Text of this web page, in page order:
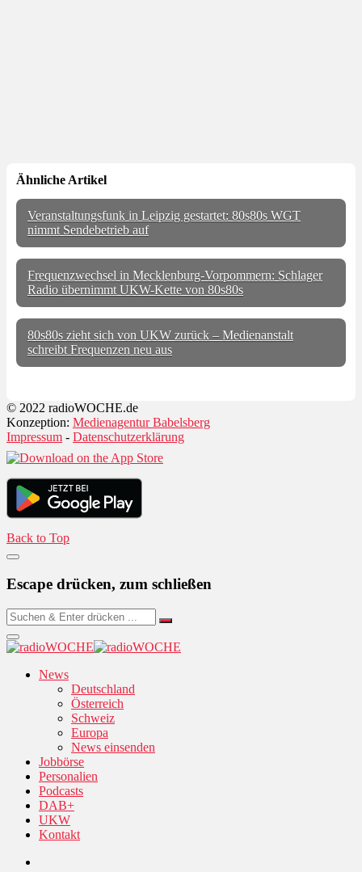
Ähnliche Artikel
Veranstaltungsfunk in Leipzig gestartet: 80s80s WGT
nimmt Sendebetrieb auf
Frequenzwechsel in Mecklenburg-Vorpommern: Schlager
Radio übernimmt UKW-Kette von 80s80s
80s80s zieht sich von UKW zurück – Medienanstalt
schreibt Frequenzen neu aus
© 2022 radioWOCHE.de
Konzeption: Medienagentur Babelsberg
Impressum - Datenschutzerklärung
Back to Top
Escape drücken, zum schließen
News
Deutschland
Österreich
Schweiz
Europa
News einsenden
Jobbörse
Personalien
Podcasts
DAB+
UKW
Kontakt